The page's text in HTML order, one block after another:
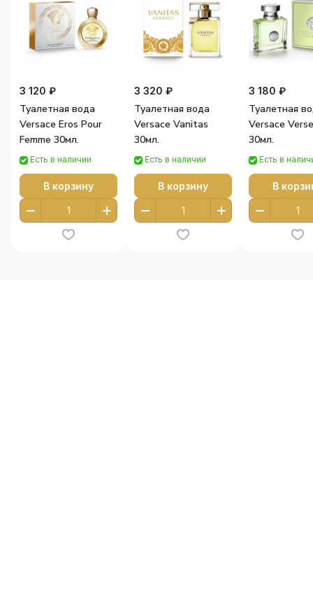
3 120 ₽
Туалетная вода
Versace Eros Pour
Femme 30мл.
Есть в наличии
В корзину
3 320 ₽
Туалетная вода
Versace Vanitas
30мл.
Есть в наличии
В корзину
3 180 ₽
Туалетная
Versace
30мл.
Есть в
В